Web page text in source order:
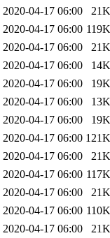
2020-04-17 06:00
21K
2020-04-17 06:00 119K
2020-04-17 06:00
21K
2020-04-17 06:00
14K
2020-04-17 06:00
19K
2020-04-17 06:00
13K
2020-04-17 06:00
19K
2020-04-17 06:00 121K
2020-04-17 06:00
21K
2020-04-17 06:00 117K
2020-04-17 06:00
21K
2020-04-17 06:00 110K
2020-04-17 06:00
21K